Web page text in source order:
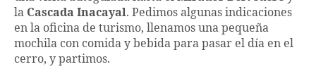
la Cascada Inacayal. Pedimos algunas indicaciones
en la oficina de turismo, llenamos una pequeña
mochila con comida y bebida para pasar el día en el
cerro, y partimos.